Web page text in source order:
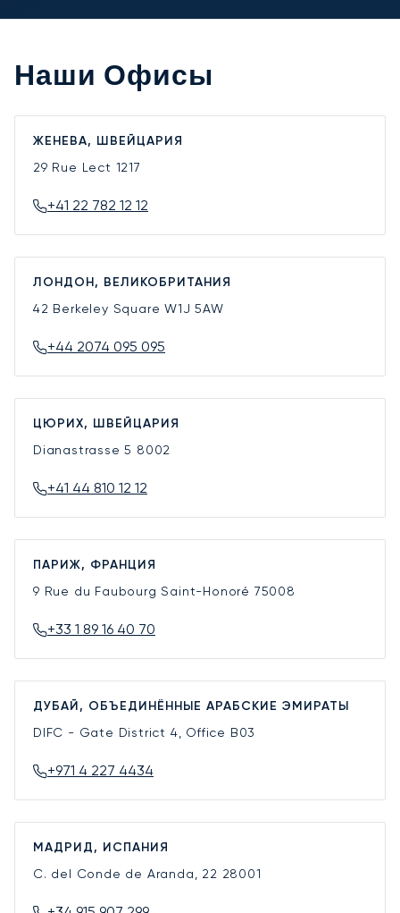
Наши Офисы
ЖЕНЕВА, ШВЕЙЦАРИЯ
29 Rue Lect 1217
+41 22 782 12 12
ЛОНДОН, ВЕЛИКОБРИТАНИЯ
42 Berkeley SquareW1J 5AW
+44 2074 095 095
ЦЮРИХ, ШВЕЙЦАРИЯ
Dianastrasse 5 8002
+41 44 810 12 12
ПАРИЖ, ФРАНЦИЯ
9 Rue du Faubourg Saint-Honoré 75008
+33 1 89 16 40 70
ДУБАЙ, ОБЪЕДИНЁННЫЕ АРАБСКИЕ ЭМИРАТЫ
DIFC - Gate District 4, Office B03
+971 4 227 4434
МАДРИД, ИСПАНИЯ
C. del Conde de Aranda, 22 28001